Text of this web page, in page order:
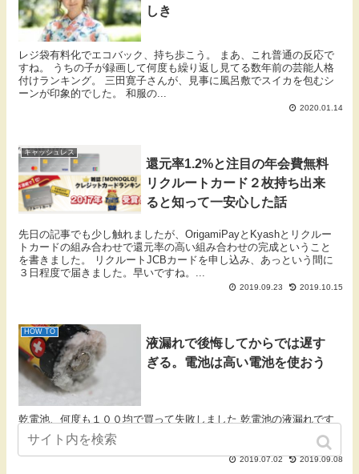
しき
レジ袋有料化でエコバック、持ち歩こう。 まあ、これ普通の反応で
すね。 うちの子が録画して何度も繰り返し見てる数年前の芸能人格
付けランキング。 三田寛子さんが、見事に風呂敷でスイカを包むシ
ーンが印象的でした。 和服の...
2020.01.14
キャッシュレス
還元率1.2%と注目の年会費無料
リクルートカード２枚持ち出来
ると知って一安心した話
先日の記事でも少し触れましたが、OrigamiPayとKyashとリクルー
トカードの組み合わせで還元率の高い組み合わせの完成ということ
を書きました。 リクルートJCBカードを申し込み、あっという間に
３日程度で届きました。早いですね。...
2019.09.23 2019.10.15
HOW TO
液漏れで後悔してからでは遅す
ぎる。電池は高い電池を使おう
乾電池、何度も１００均で買って失敗しました 乾電池の液漏れです
何回もやってます 我ながら進歩してないですね iMacのMagic Mouse
も液漏れで壊しました これはかなりショックです 上から見たら...
2019.07.02 2019.09.08